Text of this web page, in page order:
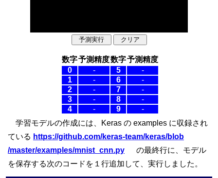
数字予測精度数字予測精度
0
- 5
-
1
- 6
-
2
- 7
-
3
- 8
-
4
- 9
-
学習モデルの作成には、Keras の examples に収録され
ている https://github.com/keras-team/keras/blob
/master/examples/mnist_cnn.py
の最終行に、モデル
を保存する次のコードを１行追加して、実行しました。